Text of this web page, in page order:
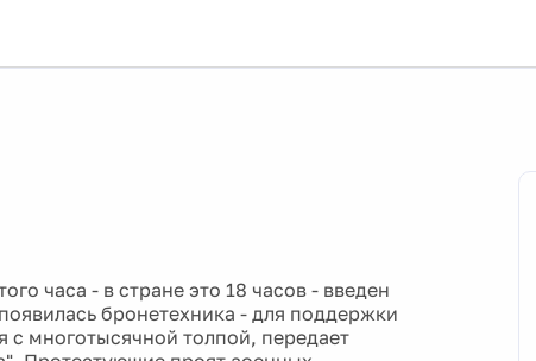
часа - в стране это 18 часов - введен
бронетехника - для поддержки
с многотысячной толпой, передает